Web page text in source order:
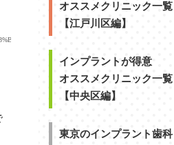
オススメクリニック一覧
【江戸川区編】
インプラントが得意
オススメクリニック一覧
【中央区編】
東京のインプラント歯科